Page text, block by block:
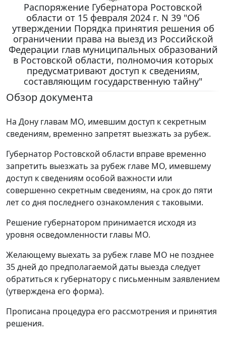
Распоряжение Губернатора Ростовской
области от 15 февраля 2024 г. N 39 "Об
утверждении Порядка принятия решения об
ограничении права на выезд из Российской
Федерации глав муниципальных образований
в Ростовской области, полномочия которых
предусматривают доступ к сведениям,
составляющим государственную тайну"
Обзор документа
На Дону главам МО, имевшим доступ к секретным
сведениям, временно запретят выезжать за рубеж.
Губернатор Ростовской области вправе временно
запретить выезжать за рубеж главе МО, имевшему
доступ к сведениям особой важности или
совершенно секретным сведениям, на срок до пяти
лет со дня последнего ознакомления с таковыми.
Решение губернатором принимается исходя из
уровня осведомленности главы МО.
Желающему выехать за рубеж главе МО не позднее
35 дней до предполагаемой даты выезда следует
обратиться к губернатору с письменным заявлением
(утверждена его форма).
Прописана процедура его рассмотрения и принятия
решения.